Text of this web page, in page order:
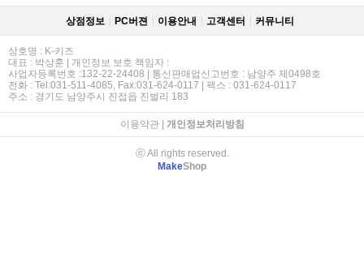
상점정보 PC버젼 이용안내 고객센터 커뮤니티
상호명 : K-키즈
대표 : 박상훈 | 개인정보 보호 책임자 :
사업자등록번호 :132-22-24408 | 통신판매업신고번호 : 남양주 제0498호
전화 : Tel:031-511-4085, Fax:031-624-0117 | 팩스 : 031-624-0117
주소 : 경기도 남양주시 진접읍 진벌리 183
이용약관| 개인정보처리방침
ⓒ All rights reserved.
MakeShop